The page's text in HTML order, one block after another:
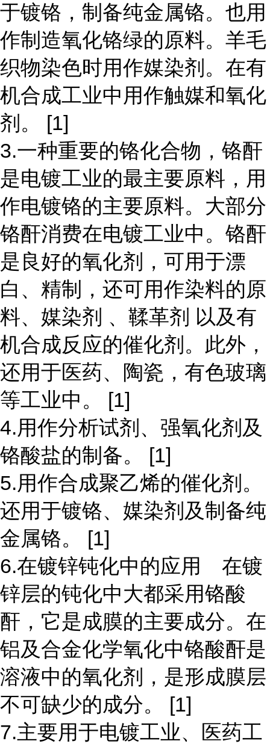
于镀铬，制备纯金属铬。也用
作制造氧化铬绿的原料。羊毛
织物染色时用作媒染剂。在有
机合成工业中用作触媒和氧化
剂。 [1]
3.一种重要的铬化合物，铬酐
是电镀工业的最主要原料，用
作电镀铬的主要原料。大部分
铬酐消费在电镀工业中。铬酐
是良好的氧化剂，可用于漂
白、精制，还可用作染料的原
料、媒染剂 、鞣革剂 以及有
机合成反应的催化剂。此外，
还用于医药、陶瓷，有色玻璃
等工业中。 [1]
4.用作分析试剂、强氧化剂及
铬酸盐的制备。 [1]
5.用作合成聚乙烯的催化剂。
还用于镀铬、媒染剂及制备纯
金属铬。 [1]
6.在镀锌钝化中的应用 在镀
锌层的钝化中大都采用铬酸
酐，它是成膜的主要成分。在
铝及合金化学氧化中铬酸酐是
溶液中的氧化剂，是形成膜层
不可缺少的成分。 [1]
7.主要用于电镀工业、医药工